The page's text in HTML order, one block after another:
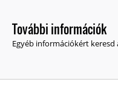
További információk
Egyéb információkért